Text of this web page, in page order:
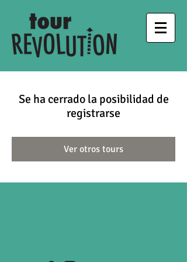
Se ha cerrado la posibilidad de
registrarse
Ver otros tours